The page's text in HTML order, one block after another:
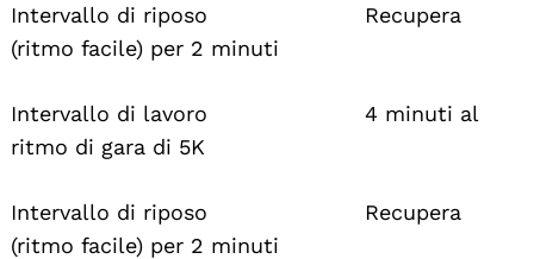
Intervallo di riposo Recupera
(ritmo facile) per 2 minuti
Intervallo di lavoro 4 minuti al
ritmo di gara di 5K
Intervallo di riposo Recupera
(ritmo facile) per 2 minuti